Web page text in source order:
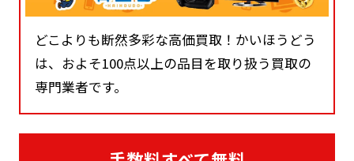
どこよりも断然多彩な高価買取！かいほうどう
は、およそ100点以上の品目を取り扱う買取の
専門業者です。